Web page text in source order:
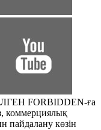
FORBIDDEN-ға
коммерциялық
пайдалану көзін